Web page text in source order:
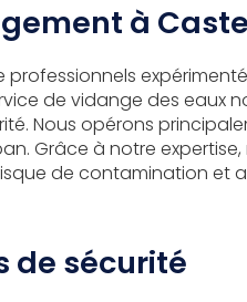
à
de vidange des eaux
Nous opérons
Grâce à notre
de contamination et
de sécurité